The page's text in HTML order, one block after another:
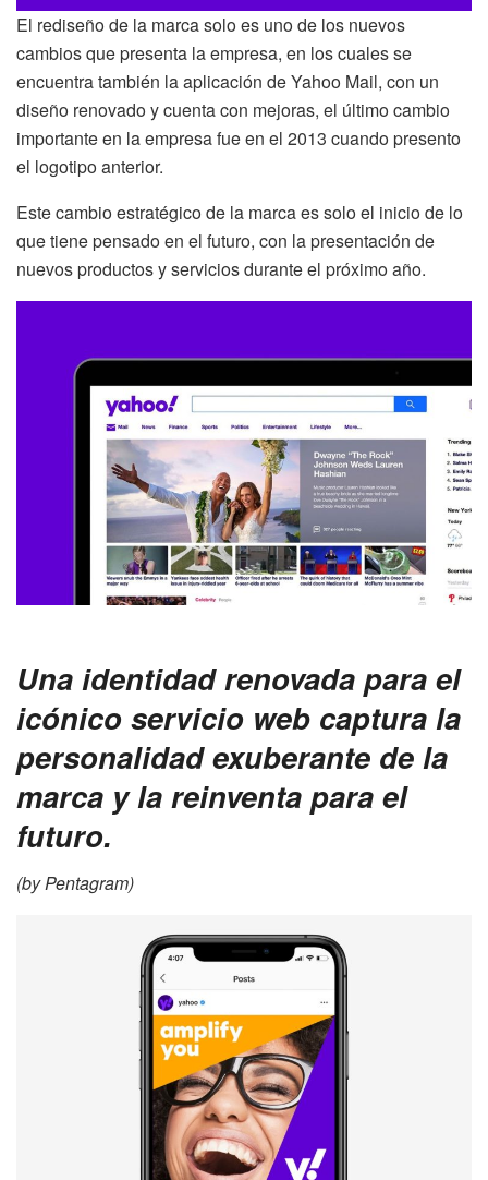
El rediseño de la marca solo es uno de los nuevos
cambios que presenta la empresa, en los cuales se
encuentra también la aplicación de Yahoo Mail, con un
diseño renovado y cuenta con mejoras, el último cambio
importante en la empresa fue en el 2013 cuando presento
el logotipo anterior.
Este cambio estratégico de la marca es solo el inicio de lo
que tiene pensado en el futuro, con la presentación de
nuevos productos y servicios durante el próximo año.
Una identidad renovada para el
icónico servicio web captura la
personalidad exuberante de la
marca y la reinventa para el
futuro.
(by Pentagram)